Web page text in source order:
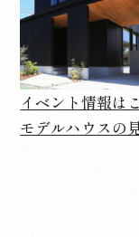
イベント情報は
モデルハウスの